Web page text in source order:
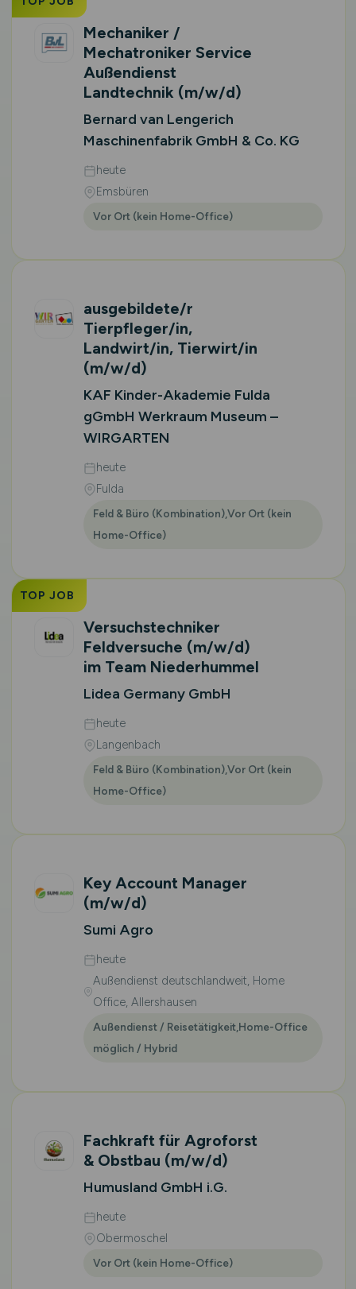
Mechaniker /
Mechatroniker Service
Außendienst
Landtechnik (m/w/d)
Bernard van Lengerich
Maschinenfabrik GmbH & Co. KG
heute
Emsbüren
Vor Ort (kein Home-Office)
ausgebildete/r
Tierpfleger/in,
Landwirt/in, Tierwirt/in
(m/w/d)
KAF Kinder-Akademie Fulda
gGmbH Werkraum Museum –
WIRGARTEN
heute
Fulda
Feld & Büro (Kombination),Vor Ort (kein
Home-Office)
TOP JOB
Versuchstechniker
Feldversuche (m/w/d)
im Team Niederhummel
Lidea Germany GmbH
heute
Langenbach
Feld & Büro (Kombination),Vor Ort (kein
Home-Office)
Key Account Manager
(m/w/d)
Sumi Agro
heute
Außendienst deutschlandweit, Home
Office, Allershausen
Außendienst / Reisetätigkeit,Home-Office
möglich / Hybrid
Fachkraft für Agroforst
& Obstbau (m/w/d)
Humusland GmbH i.G.
heute
Obermoschel
Vor Ort (kein Home-Office)